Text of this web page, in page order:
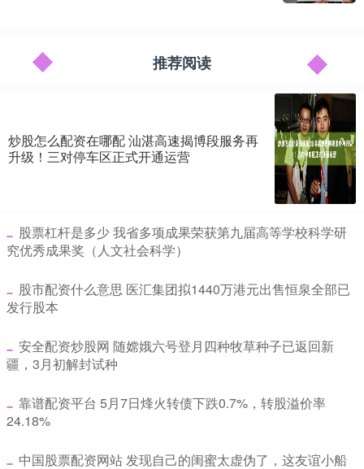
推荐阅读
炒股怎么配资在哪配 汕湛高速揭博段服务再
升级！三对停车区正式开通运营
​股票杠杆是多少 我省多项成果荣获第九届高等学校科学研
究优秀成果奖（人文社会科学）
​股市配资什么意思 医汇集团拟1440万港元出售恒泉全部已
发行股本
​安全配资炒股网 随嫦娥六号登月四种牧草种子已返回新
疆，3月初解封试种
​靠谱配资平台 5月7日烽火转债下跌0.7%，转股溢价率
24.18%
​中国股票配资网站 发现自己的闺蜜太虚伪了，这友谊小船